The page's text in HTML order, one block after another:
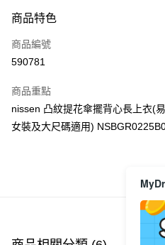
信用卡
Apple Pay
PayMe
WeChat Pay
每筆HK$40.00，滿HK$350.00或
商品特色
商品編號
590781
商品重點
nissen 凸紋提花傘擺背心長上衣(
女裝及大尺碼適用)
商品